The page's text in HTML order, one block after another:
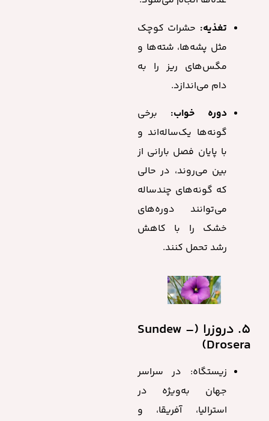
تغذیه: حشرات کوچک
مثل پشه‌ها، شته‌ها و
مگس‌های ریز را به
دام می‌اندازد.
دوره خواب: برخی
گونه‌ها یک‌ساله‌اند و
با پایان فصل بارانی از
بین می‌روند، در حالی
که گونه‌های چندساله
می‌توانند دوره‌های
خشک را با کاهش
رشد تحمل کنند.
5. دروزرا (Sundew –
Drosera)
زیستگاه: در سراسر
جهان به‌ویژه در
استرالیا، آفریقا، و